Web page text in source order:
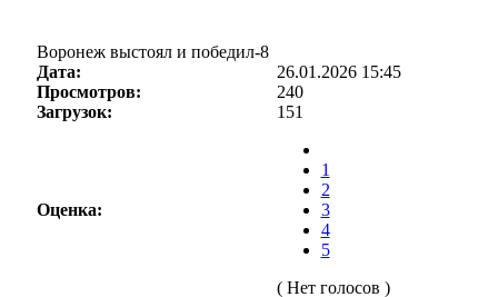
Воронеж выстоял и победил-8
Дата:
26.01.2026 15:45
Просмотров:
240
Загрузок:
151
Оценка:
1
2
3
4
5
( Нет голосов )